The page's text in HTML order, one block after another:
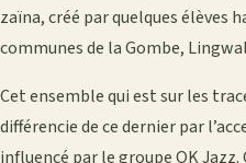
zaïna, créé par quelques élèves
communes de la Gombe,
Cet ensemble qui est sur les
différencie de ce dernier par
influencé par le groupe OK Jazz.